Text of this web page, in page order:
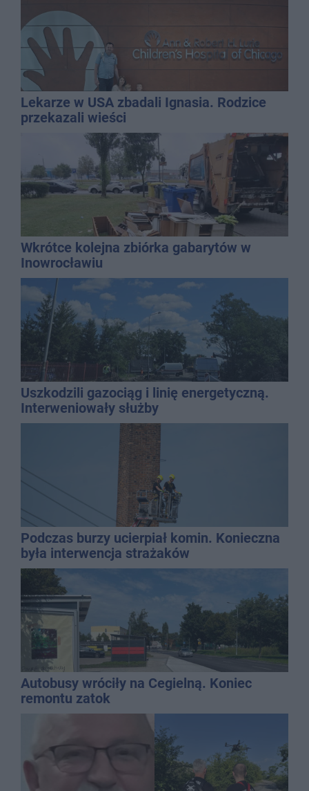
Lekarze w USA zbadali Ignasia. Rodzice
przekazali wieści
Wkrótce kolejna zbiórka gabarytów w
Inowrocławiu
Uszkodzili gazociąg i linię energetyczną.
Interweniowały służby
Podczas burzy ucierpiał komin. Konieczna
była interwencja strażaków
Autobusy wróciły na Cegielną. Koniec
remontu zatok